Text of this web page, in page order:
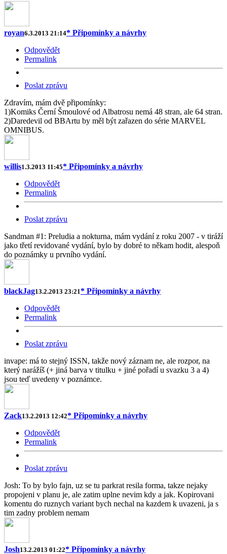
royan6.3.2013 21:14* Připomínky a návrhy
Odpovědět
Permalink
Poslat zprávu
Zdravím, mám dvě připomínky:
1)Komiks Černí Šmoulové od Albatrosu nemá 48 stran, ale 64 stran.
2)Daredevil od BBArtu by měl být zařazen do série MARVEL
OMNIBUS.
willis1.3.2013 11:45* Připomínky a návrhy
Odpovědět
Permalink
Poslat zprávu
Sandman #1: Preludia a nokturna, mám vydání z roku 2007 - v tiráží
jako třetí revidované vydání, bylo by dobré to někam hodit, alespoň
do poznámky u prvního vydání.
blackJag13.2.2013 23:21* Připomínky a návrhy
Odpovědět
Permalink
Poslat zprávu
invape: má to stejný ISSN, takže nový záznam ne, ale rozpor, na
který narážíš (+ jiná barva v titulku + jiné pořadí u svazku 3 a 4)
jsou teď uvedeny v poznámce.
Zack13.2.2013 12:42* Připomínky a návrhy
Odpovědět
Permalink
Poslat zprávu
Josh: To by bylo fajn, uz se tu parkrat resila forma, takze nejaky
propojeni v planu je, ale zatim uplne nevim kdy a jak. Kopirovani
komentu do ruznych variant bych nechal na kazdem k uvazeni, ja s
tim zadny problem nemam
Josh13.2.2013 01:22* Připomínky a návrhy